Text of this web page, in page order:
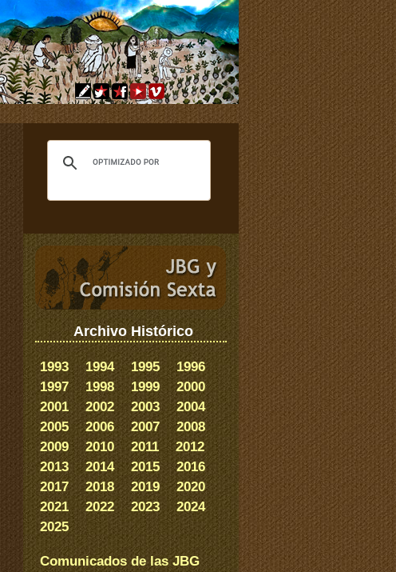
Archivo Histórico
1993 1994 1995
1996
1997
1998 1999
2000
2001
2002 2003
2004
2005
2006 2007
2008
2009
2010 2011
2012
2013
2014 2015
2016
2017
2018 2019
2020
2021
2022 2023
2024
2025
Comunicados de las JBG